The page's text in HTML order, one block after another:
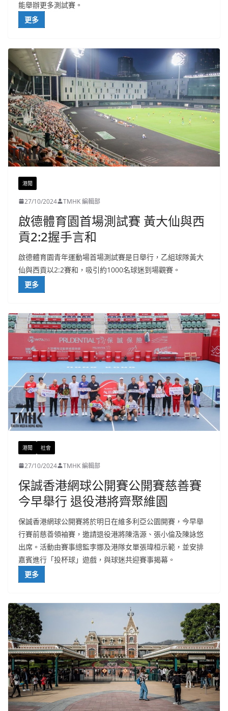
能舉辦更多測試賽。
更多
港聞
27/10/2024 TMHK 編輯部
啟德體育園首場測試賽 黃大仙與西
貢2:2握手言和
啟德體育園青年運動場首場測試賽是日舉行，乙組球隊黃大
仙與西貢以2:2賽和，吸引約1000名球迷到場觀賽。
更多
港聞 社會
27/10/2024 TMHK 編輯部
保誠香港網球公開賽公開賽慈善賽
今早舉行 退役港將齊聚維園
保誠香港網球公開賽將於明日在維多利亞公園開賽，今早舉
行賽前慈善領袖賽，邀請退役港將陳浩源、張小倫及陳詠悠
出席。活動由賽事總監李娜及港隊女單張瑋桓示範，並安排
嘉賓進行「投杯球」遊戲，與球迷共迎賽事揭幕。
更多